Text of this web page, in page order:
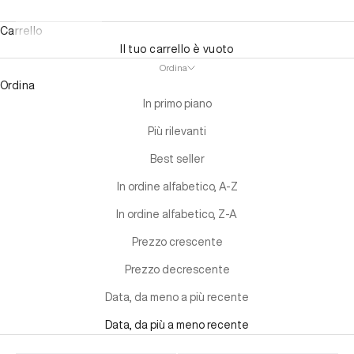
Carrello
Il tuo carrello è vuoto
Ordina
Ordina
In primo piano
Più rilevanti
Best seller
In ordine alfabetico, A-Z
In ordine alfabetico, Z-A
Prezzo crescente
Prezzo decrescente
Data, da meno a più recente
Data, da più a meno recente